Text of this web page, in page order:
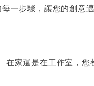
一步驟，讓您的創意邁
家還是在工作室，